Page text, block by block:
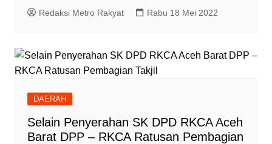
Redaksi Metro Rakyat Rabu 18 Mei 2022
DAERAH
Selain Penyerahan SK DPD RKCA Aceh
Barat DPP – RKCA Ratusan Pembagian